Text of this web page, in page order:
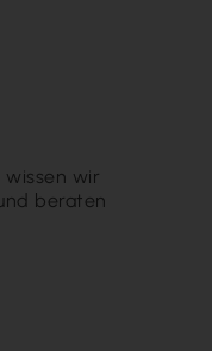
wissen wir
beraten